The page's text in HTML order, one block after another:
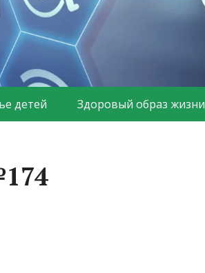
детей Здоровый образ жизни